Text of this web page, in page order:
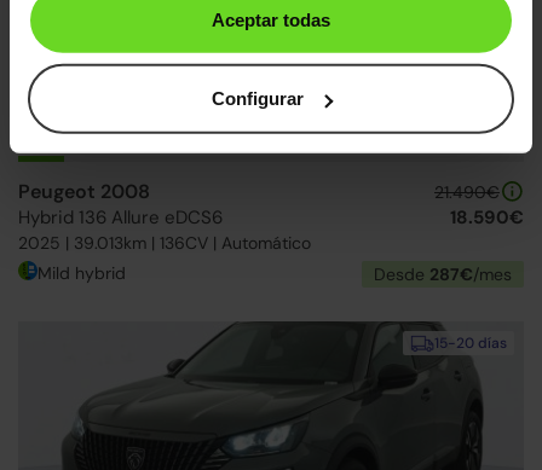
Aceptar todas
Configurar
Peugeot 2008
Hybrid 136 Allure eDCS6
2025 | 39.013km | 136CV | Automático
21.490€
18.590€
Mild hybrid Desde 287€/mes
15-20 días